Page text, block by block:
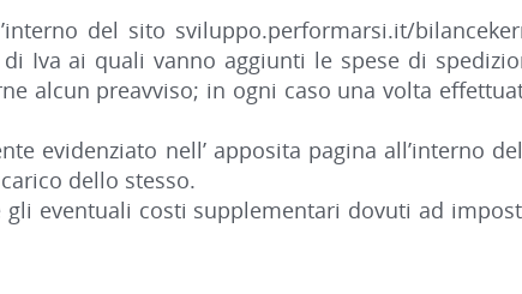
del sito sviluppo.performarsi.it/
Iva ai quali vanno aggiunti le spese di
alcun preavviso; in ogni caso una volta
evidenziato nell’ apposita pagina all’interno
dello stesso.
eventuali costi supplementari dovuti ad